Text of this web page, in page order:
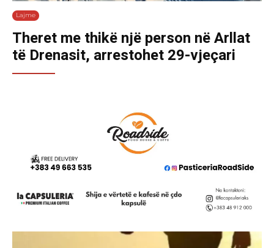
Lajme
Theret me thikë një person në Arllat
të Drenasit, arrestohet 29-vjeçari